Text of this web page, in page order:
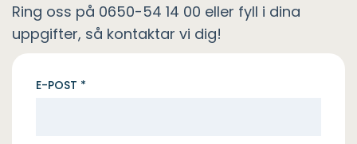
Ring oss på 0650-54 14 00 eller fyll i dina
uppgifter, så kontaktar vi dig!
E-POST *